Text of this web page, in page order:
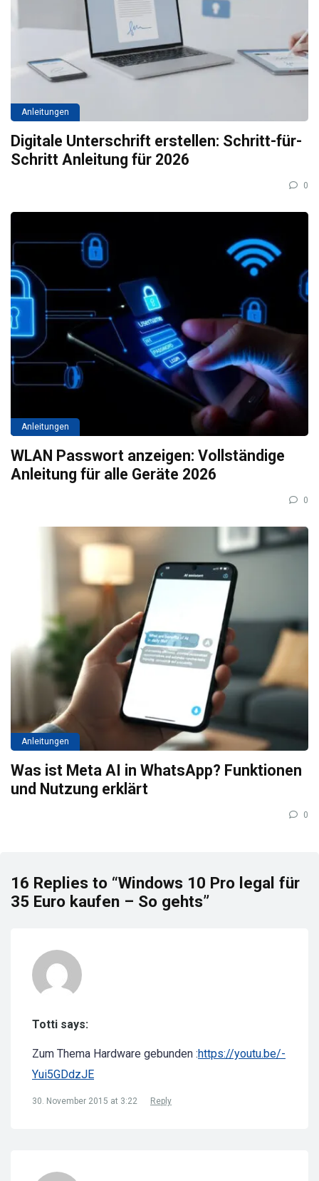
Anleitungen
Digitale Unterschrift erstellen: Schritt-für-
Schritt Anleitung für 2026
0
Anleitungen
WLAN Passwort anzeigen: Vollständige
Anleitung für alle Geräte 2026
0
Anleitungen
Was ist Meta AI in WhatsApp? Funktionen
und Nutzung erklärt
0
16 Replies to “Windows 10 Pro legal für
35 Euro kaufen – So gehts”
Totti says:
Zum Thema Hardware gebunden :https://youtu.be/-
Yui5GDdzJE
30. November 2015 at 3:22 Reply